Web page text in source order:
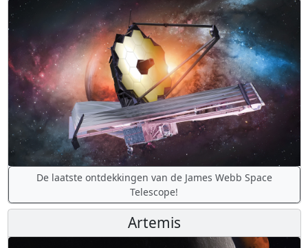
De laatste ontdekkingen van de James Webb Space
Telescope!
Artemis